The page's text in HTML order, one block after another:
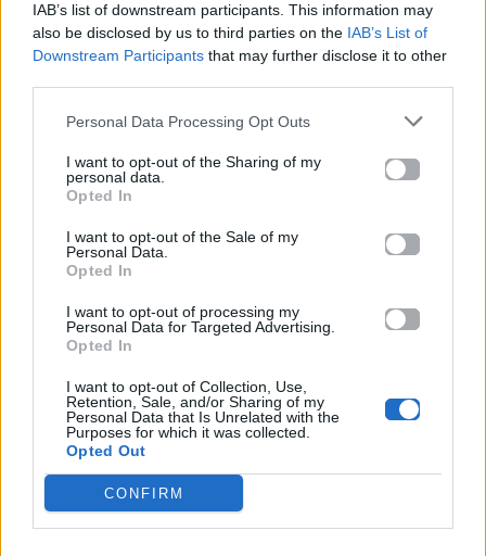
IAB’s list of downstream participants. This information may
also be disclosed by us to third parties on the IAB’s List of
Downstream Participants that may further disclose it to other
Personal Data Processing Opt Outs
I want to opt-out of the Sharing of my
personal data.
Opted In
I want to opt-out of the Sale of my
Personal Data.
Opted In
I want to opt-out of processing my
Personal Data for Targeted Advertising.
Opted In
I want to opt-out of Collection, Use,
Retention, Sale, and/or Sharing of my
Personal Data that Is Unrelated with the
Purposes for which it was collected.
Opted Out
CONFIRM
Life
Η αποκάλυψη του αιώνα στην Αμφίπολη: Ολόκληρος
ο Τύμβος Καστά «ζωντανεύει» ξανά
12.05.2026